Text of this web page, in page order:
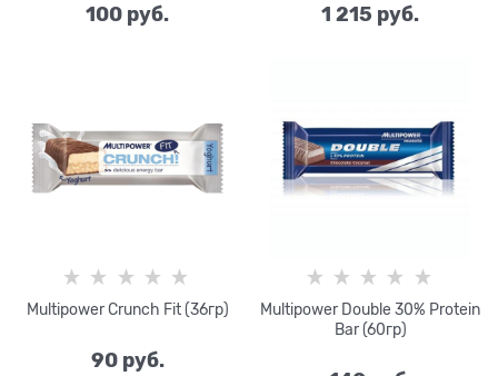
100 руб. 1 215 руб.
Multipower Crunch Fit (36гр)
90 руб.
Multipower Double 30% Protein
Bar (60гр)